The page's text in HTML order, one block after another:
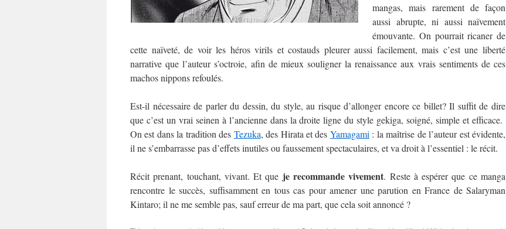
mangas, mais rarement de façon
aussi abrupte, ni aussi naïvement
émouvante. On pourrait ricaner de
cette naïveté, de voir les héros virils et costauds pleurer aussi facilement, mais c’est une liberté
narrative que l’auteur s’octroie, afin de mieux souligner la renaissance aux vrais sentiments de ces
machos nippons refoulés.
Est-il nécessaire de parler du dessin, du style, au risque d’allonger encore ce billet? Il suffit de dire
que c’est un vrai seinen à l’ancienne dans la droite ligne du style gekiga, soigné, simple et efficace.
On est dans la tradition des Tezuka, des Hirata et des Yamagami : la maîtrise de l’auteur est évidente,
il ne s’embarrasse pas d’effets inutiles ou faussement spectaculaires, et va droit à l’essentiel : le récit.
Récit prenant, touchant, vivant. Et que je recommande vivement. Reste à espérer que ce manga
rencontre le succès, suffisamment en tous cas pour amener une parution en France de Salaryman
Kintaro; il ne me semble pas, sauf erreur de ma part, que cela soit annoncé ?